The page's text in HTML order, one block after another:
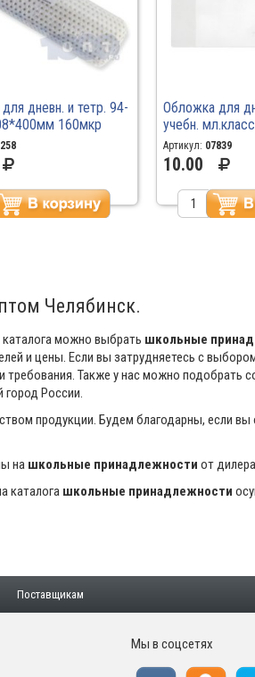
дневн. и тетр. 94-
160мкр
50 шт
Обложка для
учебн.
2250*455мм
Артикул: 07839
10.00
Челябинск.
можно выбрать школьные
и цены. Если вы затрудняетесь с
Также у нас можно подобрать
город России.
продукции. Будем благодарны, если
на школьные принадлежности от
каталога школьные принадлежности
Поставщикам
Мы в соцсетях